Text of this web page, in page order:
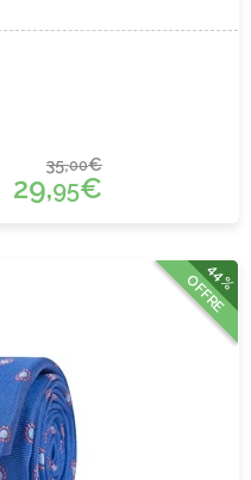
35,00€
29,95€
44%
OFFRE